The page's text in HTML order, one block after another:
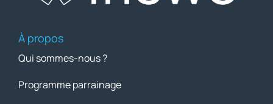
À propos
Qui sommes-nous ?
Programme parrainage